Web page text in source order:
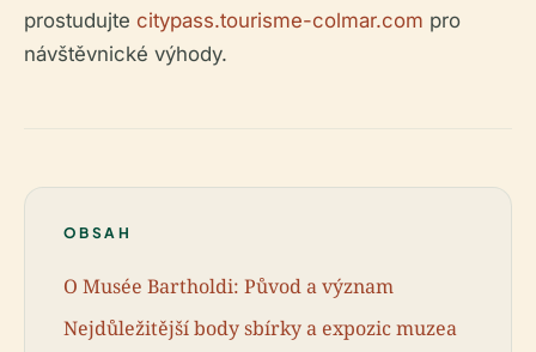
prostudujte citypass.tourisme-colmar.com pro
návštěvnické výhody.
OBSAH
O Musée Bartholdi: Původ a význam
Nejdůležitější body sbírky a expozic muzea